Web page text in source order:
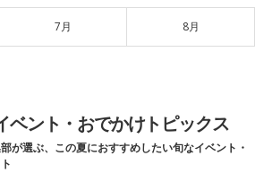
7月 8月
ベント・おでかけトピックス
が選ぶ、この夏におすすめしたい旬なイベント・